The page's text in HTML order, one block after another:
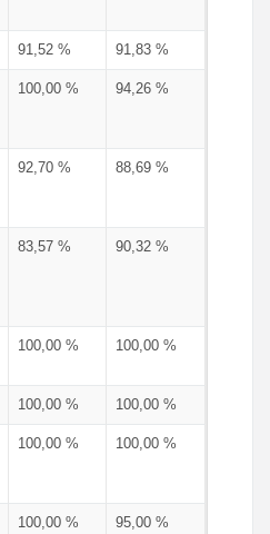
91,52 % 91,83 %
100,00 % 94,26 %
92,70 % 88,69 %
83,57 % 90,32 %
100,00 % 100,00 %
100,00 % 100,00 %
100,00 % 100,00 %
100,00 % 95,00 %